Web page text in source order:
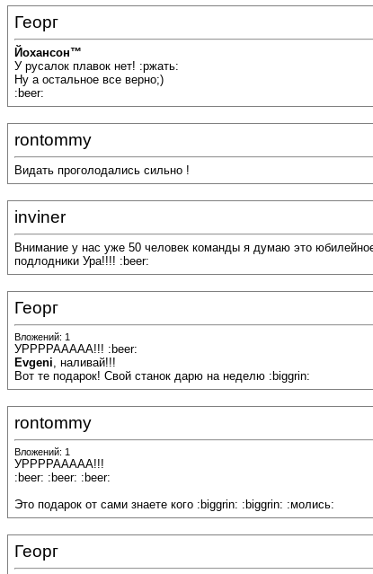
Георг
Йохансон™
У русалок плавок нет! :ржать:
Ну а остальное все верно;)
:beer:
rontommy
Видать проголодались сильно !
inviner
Внимание у нас уже 50 человек команды я думаю это
подлодники Ура!!!! :beer:
Георг
Вложений: 1
УРРРРААААА!!! :beer:
Evgeni, наливай!!!
Вот те подарок! Свой станок дарю на неделю :biggrin:
rontommy
Вложений: 1
УРРРРААААА!!!
:beer: :beer: :beer:
Это подарок от сами знаете кого :biggrin: :biggrin: :молись:
Георг